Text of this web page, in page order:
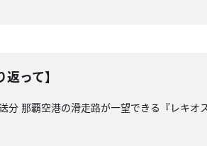
って】
那覇空港の滑走路が一望できる『レキオ